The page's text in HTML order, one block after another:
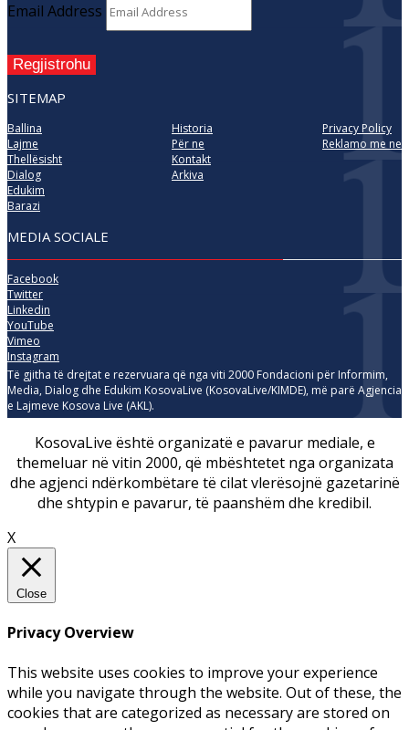
Email Address
Regjistrohu
SITEMAP
Ballina
Lajme
Thellësisht
Dialog
Edukim
Barazi
Historia
Për ne
Kontakt
Arkiva
Privacy Policy
Reklamo me ne
MEDIA SOCIALE
Facebook
Twitter
Linkedin
YouTube
Vimeo
Instagram
Të gjitha të drejtat e rezervuara që nga viti 2000 Fondacioni për Informim,
Media, Dialog dhe Edukim KosovaLive (KosovaLive/KIMDE), më parë Agjencia
e Lajmeve Kosova Live (AKL).
KosovaLive është organizatë e pavarur mediale, e
themeluar në vitin 2000, që mbështetet nga organizata
dhe agjenci ndërkombëtare të cilat vlerësojnë gazetarinë
dhe shtypin e pavarur, të paanshëm dhe kredibil.
X
Close
Privacy Overview
This website uses cookies to improve your experience
while you navigate through the website. Out of these, the
cookies that are categorized as necessary are stored on